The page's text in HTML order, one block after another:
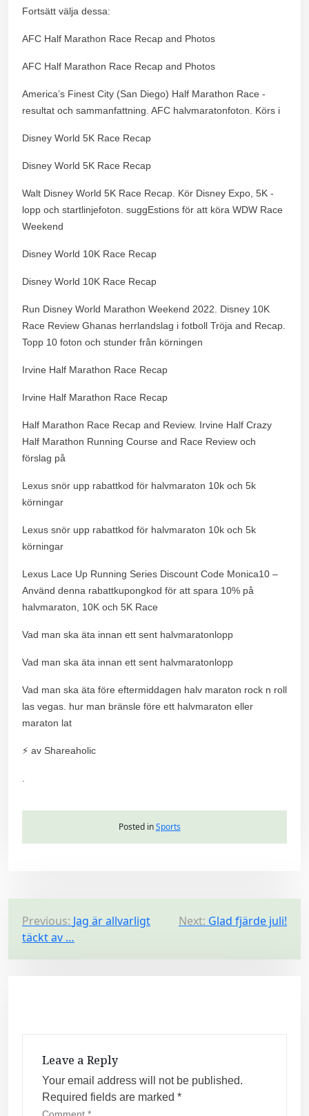
Fortsätt välja dessa:
AFC Half Marathon Race Recap and Photos
AFC Half Marathon Race Recap and Photos
America’s Finest City (San Diego) Half Marathon Race -
resultat och sammanfattning. AFC halvmaratonfoton. Körs i
Disney World 5K Race Recap
Disney World 5K Race Recap
Walt Disney World 5K Race Recap. Kör Disney Expo, 5K -
lopp och startlinjefoton. suggEstions för att köra WDW Race
Weekend
Disney World 10K Race Recap
Disney World 10K Race Recap
Run Disney World Marathon Weekend 2022. Disney 10K
Race Review Ghanas herrlandslag i fotboll Tröja and Recap.
Topp 10 foton och stunder från körningen
Irvine Half Marathon Race Recap
Irvine Half Marathon Race Recap
Half Marathon Race Recap and Review. Irvine Half Crazy
Half Marathon Running Course and Race Review och
förslag på
Lexus snör upp rabattkod för halvmaraton 10k och 5k
körningar
Lexus snör upp rabattkod för halvmaraton 10k och 5k
körningar
Lexus Lace Up Running Series Discount Code Monica10 –
Använd denna rabattkupongkod för att spara 10% på
halvmaraton, 10K och 5K Race
Vad man ska äta innan ett sent halvmaratonlopp
Vad man ska äta innan ett sent halvmaratonlopp
Vad man ska äta före eftermiddagen halv maraton rock n roll
las vegas. hur man bränsle före ett halvmaraton eller
maraton lat
⚡ av Shareaholic
Posted inSports
P
o
s
Previous: Jag är allvarligt
täckt av …
Next: Glad fjärde juli!
Leave a Reply
Your email address will not be published.
Required fields are marked *
Comment *